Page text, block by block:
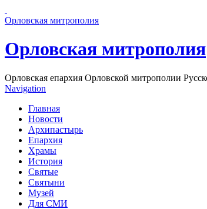
Орловская митрополия
Орловская митрополия
Орловская епархия Орловской митрополии
Navigation
Главная
Новости
Архипастырь
Епархия
Храмы
История
Святые
Святыни
Музей
Для СМИ